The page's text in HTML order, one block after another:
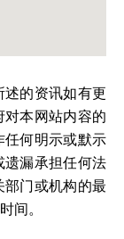
的资讯如有更
本网站内容的
任何明示或默示
遗漏承担任何法
部门或机构的最
间。